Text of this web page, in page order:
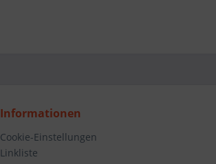
Informationen
Cookie-Einstellungen
Linkliste